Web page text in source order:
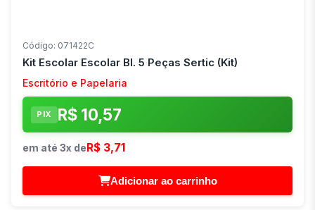
Código: 071422C
Kit Escolar Escolar Bl. 5 Peças Sertic (Kit)
Escritório e Papelaria
PIX R$ 10,57
em até 3x de R$ 3,71
Adicionar ao carrinho